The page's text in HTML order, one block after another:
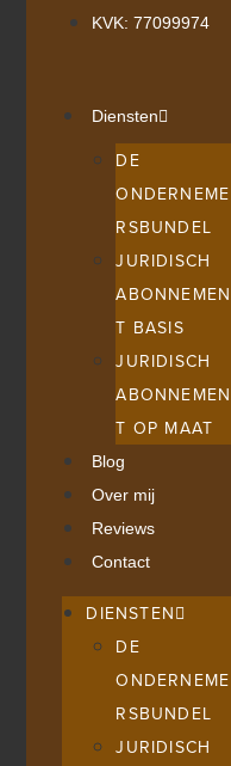
Diensten
DE
ONDERNEME
RSBUNDEL
JURIDISCH
ABONNEMEN
T BASIS
JURIDISCH
ABONNEMEN
T OP MAAT
Blog
Over mij
Reviews
Contact
DIENSTEN
DE
ONDERNEME
RSBUNDEL
JURIDISCH
KVK: 77099974